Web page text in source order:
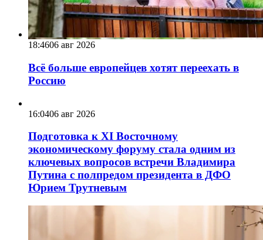
18:4606 авг 2026
Всё больше европейцев хотят переехать в
Россию
16:0406 авг 2026
Подготовка к XI Восточному
экономическому форуму стала одним из
ключевых вопросов встречи Владимира
Путина с полпредом президента в ДФО
Юрием Трутневым